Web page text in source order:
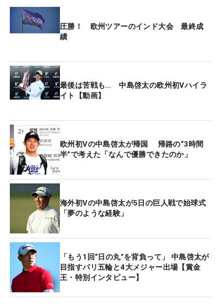
“JKG”とは『（I'll） just keep going（このままいく
だけ）』の略で、JGAナショナルチームのヘッドコ
っていた言葉。この言葉は中島と金谷のなかでお互
いのモチベーションや勝気を上げる“合言葉”であ
り“ゲン担ぎ”みたいなものだ。試合期間中は、互い
中島は最終ラウンドのスタート前に「ロッカーでず
っとJGTOのサイトをずっと更新ボタン押してい
て、確か残り3ホールで3打差があったので、100パ
ーセント勝つだろうなと思って。一緒に優勝したら
すごいじゃないですか。もう絶対勝ちたいなと思っ
て気合入りました」と金谷が勝つとわかったこと
で、さらに気持ちが引き締まったのだ。金谷の存在
は中島にとって大きいということがわかる。
そして、今年の2月に行われた米国男子ツアー「ジ
ェネシス招待」で2年ぶりの米ツアー通算9勝目を飾
った松山英樹からもインスタグラムのダイレクトメ
ッセージ（DM）が送られてきた。
圧勝！ 欧州ツアーのインド大会 最終成
績
最後は苦戦も… 中島啓太の欧州初Vハイラ
イト【動画】
欧州初Vの中島啓太が帰国 帰路の“3時間
半”で考えた「なんで優勝できたのか」
海外初Vの中島啓太が5日の巨人戦で始球式
「夢のような経験」
「もう1回“日の丸”を背負って」 中島啓太が
目指すパリ五輪と4大メジャー出場【賞金
王・特別インタビュー】